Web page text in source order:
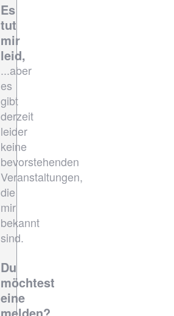
Es
tut
mir
leid,
...aber
es
gibt
derzeit
leider
keine
bevorstehenden
Veranstaltungen,
die
mir
bekannt
sind.
Du
möchtest
eine
melden?